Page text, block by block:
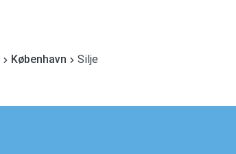
København Silje